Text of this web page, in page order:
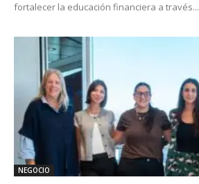
fortalecer la educación financiera a través...
NEGOCIO